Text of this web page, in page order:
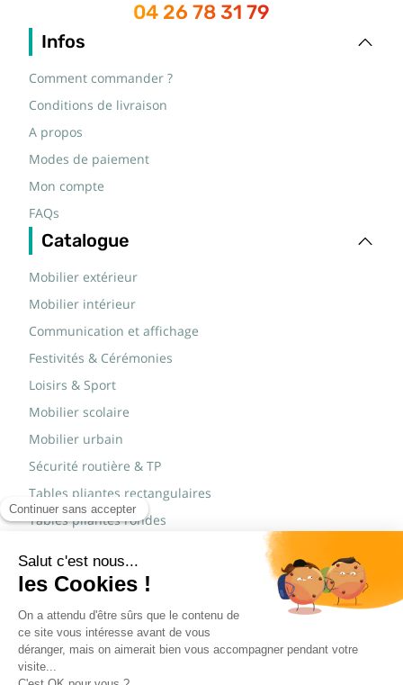
04 26 78 31 79
Infos
Comment commander ?
Conditions de livraison
A propos
Modes de paiement
Mon compte
FAQs
Catalogue
Mobilier extérieur
Mobilier intérieur
Communication et affichage
Festivités & Cérémonies
Loisirs & Sport
Mobilier scolaire
Mobilier urbain
Sécurité routière & TP
Tables pliantes rectangulaires
Tables pliantes rondes
Marques
JAD Groupe
Procity®